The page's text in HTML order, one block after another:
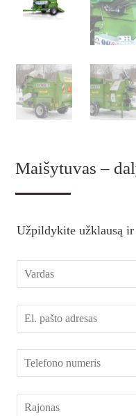
Maišytuvas –
Užpildykite užklausą ir